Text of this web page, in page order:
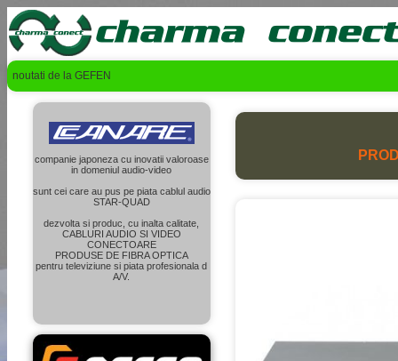
noutati de la GEFEN
companie japoneza cu inovatii valoroase
in domeniul audio-video
sunt cei care au pus pe piata cablul audio
STAR-QUAD
dezvolta si produc, cu inalta calitate,
CABLURI AUDIO SI VIDEO
CONECTOARE
PRODUSE DE FIBRA OPTICA
pentru televiziune si piata profesionala d
A/V.